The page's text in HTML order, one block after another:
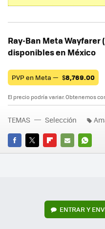
Ray-Ban Meta Wayfarer
disponibles en México
PVP en Meta — $8,769.00
El precio podría variar. Obtenemos
FACEBOOK
TWITTERFLIPBOARD
E-
TEMAS Selección
ENTRAR Y